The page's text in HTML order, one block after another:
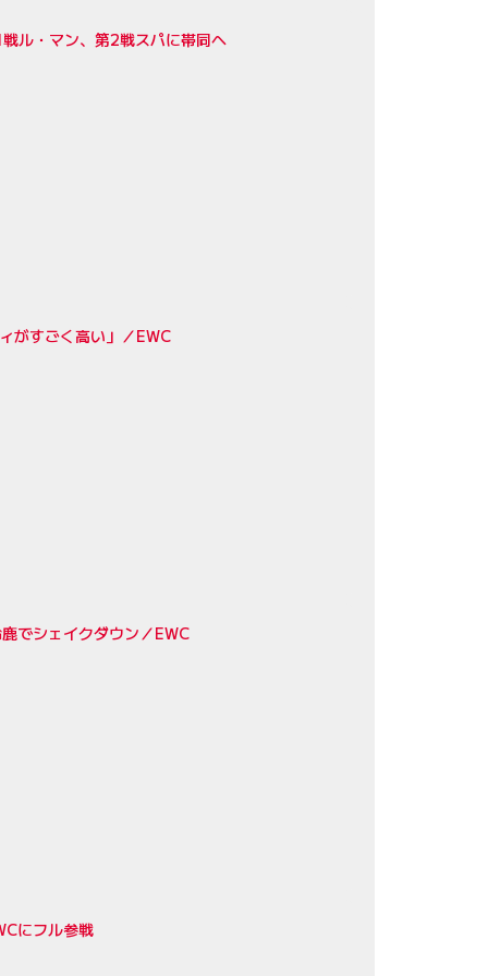
ル・マン、第2戦スパに帯同へ
がすごく高い」／EWC
でシェイクダウン／EWC
にフル参戦